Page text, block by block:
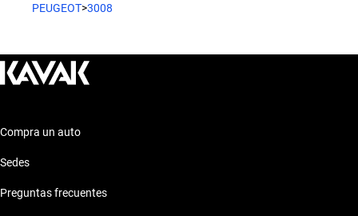
Los autos de Peugeot 3008 2025 se ajustan a los gustos de
PEUGEOT>3008
Compra un auto
Sedes
Preguntas frecuentes